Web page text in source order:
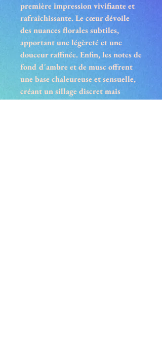
première impression vivifiante et
rafraîchissante. Le cœur dévoile
des nuances florales subtiles,
apportant une légèreté et une
douceur raffinée. Enfin, les notes de
fond d'ambre et de musc offrent
une base chaleureuse et sensuelle,
créant un sillage discret mais